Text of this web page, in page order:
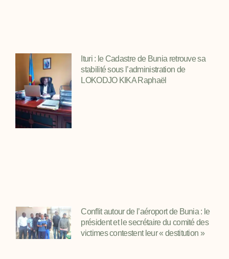
Ituri : le Cadastre de Bunia retrouve sa
stabilité sous l’administration de
LOKODJO KIKA Raphaël
Conflit autour de l’aéroport de Bunia : le
président et le secrétaire du comité des
victimes contestent leur « destitution »